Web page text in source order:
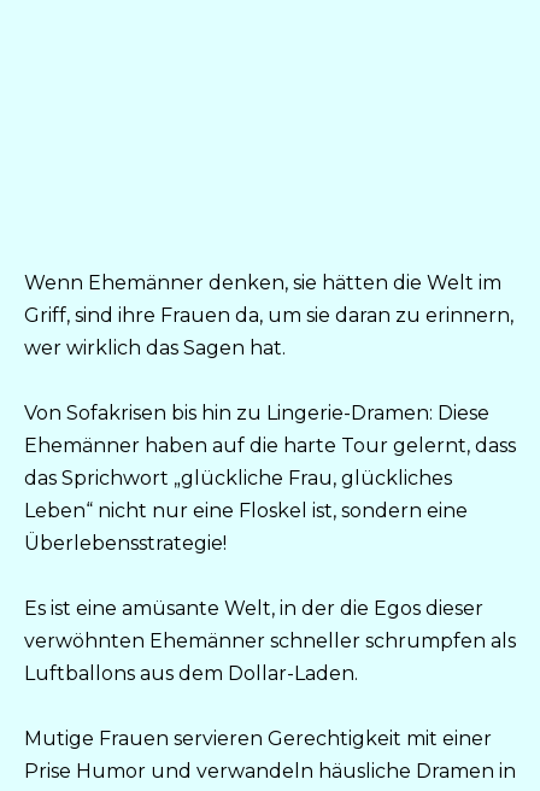
Wenn Ehemänner denken, sie hätten die Welt im
Griff, sind ihre Frauen da, um sie daran zu erinnern,
wer wirklich das Sagen hat.
Von Sofakrisen bis hin zu Lingerie-Dramen: Diese
Ehemänner haben auf die harte Tour gelernt, dass
das Sprichwort „glückliche Frau, glückliches
Leben“ nicht nur eine Floskel ist, sondern eine
Überlebensstrategie!
Es ist eine amüsante Welt, in der die Egos dieser
verwöhnten Ehemänner schneller schrumpfen als
Luftballons aus dem Dollar-Laden.
Mutige Frauen servieren Gerechtigkeit mit einer
Prise Humor und verwandeln häusliche Dramen in